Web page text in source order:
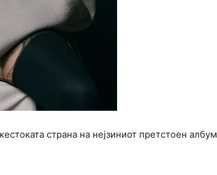
страна на нејзиниот претстоен албум